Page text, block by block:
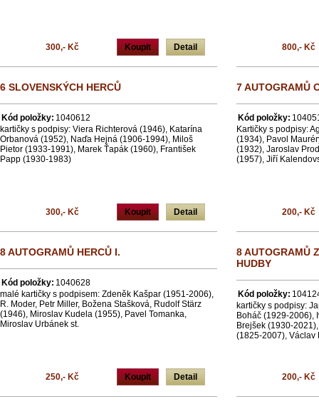
Koupit Detail
300,- Kč 800,- Kč
6 SLOVENSKÝCH HERCŮ
Kód položky: 1040612
kartičky s podpisy: Viera Richterová (1946), Katarína
Orbanová (1952), Naďa Hejná (1906-1994), Miloš
Pietor (1933-1991), Marek Ťapák (1960), František
Papp (1930-1983)
Koupit Detail
300,- Kč
7 AUTOGRAMŮ
Kód položky:
Kartičky s podpisy:
(1934), Pavol
(1932), Jaroslav
(1957), Jiří
200,- Kč
8 AUTOGRAMŮ HERCŮ I.
Kód položky: 1040628
malé kartičky s podpisem: Zdeněk Kašpar (1951-2006),
R. Moder, Petr Miller, Božena Stašková, Rudolf Stärz
(1946), Miroslav Kudela (1955), Pavel Tomanka,
Miroslav Urbánek st.
Koupit Detail
250,- Kč
8 AUTOGRAMŮ
HUDBY
Kód položky:
kartičky s podpisy:
Boháč (1929-2006),
Brejšek (1930-
(1825-2007), Václav
200,- Kč